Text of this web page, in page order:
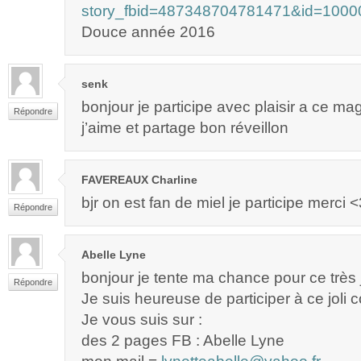
Douce année 2016
Répondre
senk
bonjour je participe avec plaisir a ce
j’aime et partage bon réveillon
Répondre
FAVEREAUX Charline
bjr on est fan de miel je participe merci
Répondre
Abelle Lyne
bonjour je tente ma chance pour ce
Je suis heureuse de participer à ce joli
Je vous suis sur :
des 2 pages FB : Abelle Lyne